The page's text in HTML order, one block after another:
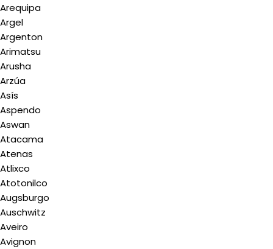
Arequipa
Argel
Argenton
Arimatsu
Arusha
Arzúa
Asís
Aspendo
Aswan
Atacama
Atenas
Atlixco
Atotonilco
Augsburgo
Auschwitz
Aveiro
Avignon